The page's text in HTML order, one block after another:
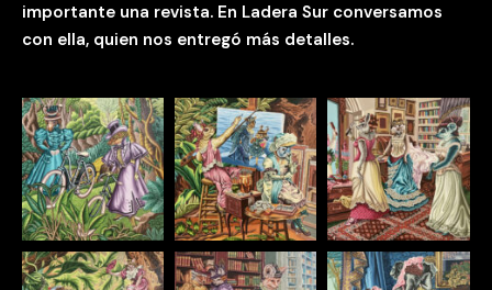
importante una revista. En Ladera Sur conversamos
con ella, quien nos entregó más detalles.